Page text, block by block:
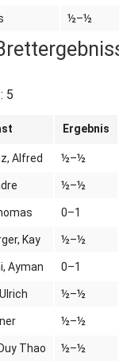
½–½
5
Ergebnis
Alfred ½–½
½–½
0–1
Kay ½–½
Ayman 0–1
½–½
½–½
Thao ½–½